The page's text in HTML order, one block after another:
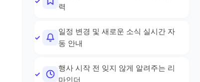
력
일정 변경 및 새로운 소식 실시간 자
동 안내
행사 시작 전 잊지 않게 알려주는 리
마인더